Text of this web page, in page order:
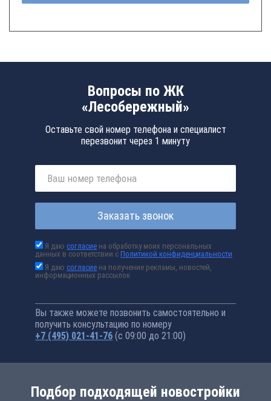
Вопросы по ЖК
«Лесобережный»
Оставьте свой номер телефона и специалист
перезвонит через 1 минуту
Заказать звонок
Я даюсогласие на обработку моих персональных
данных в соответствии сПолитикой конфиденциальности
Я даюсогласие на получение рекламы, новостей,
информационных рассылок
Вы также можете позвонить самостоятельно и
получить консультацию по номеру
+7 (495) 021-41-76 (с 09:00 до 21:00)
Подбор подходящей новостройки